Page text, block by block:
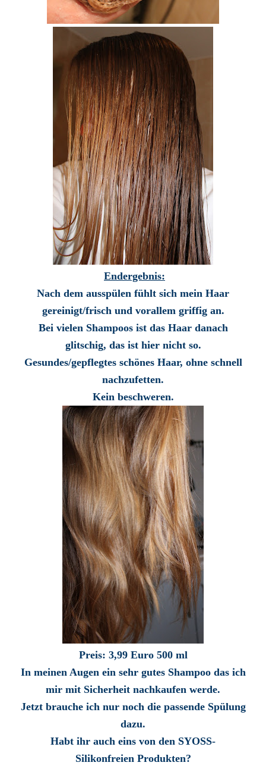
Endergebnis:
Nach dem ausspülen fühlt sich mein Haar
gereinigt/frisch und vorallem griffig an.
Bei vielen Shampoos ist das Haar danach
glitschig, das ist hier nicht so.
Gesundes/gepflegtes schönes Haar, ohne schnell
nachzufetten.
Kein beschweren.
Preis: 3,99 Euro 500 ml
In meinen Augen ein sehr gutes Shampoo das ich
mir mit Sicherheit nachkaufen werde.
Jetzt brauche ich nur noch die passende Spülung
dazu.
Habt ihr auch eins von den SYOSS-
Silikonfreien Produkten?